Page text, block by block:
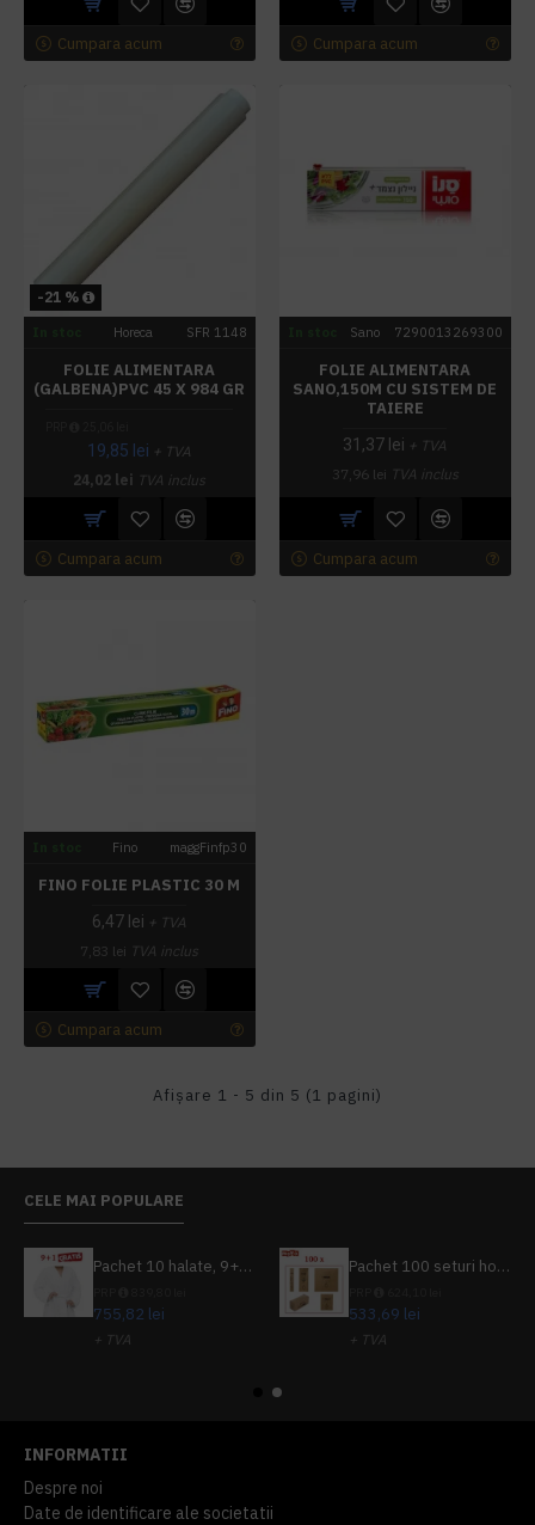
Cumpara acum Cumpara acum
-21 %
Horeca SFR 1148
FOLIE ALIMENTARA
(GALBENA)PVC 45 X 984 GR
19,85 lei + TVA
24,02 lei TVA inclus
Cumpara acum
Sano 7290013269300
FOLIE ALIMENTARA
SANO,150M CU SISTEM DE
TAIERE
31,37 lei + TVA
37,96 lei TVA inclus
Cumpara acum
Fino maggFinfp30
FINO FOLIE PLASTIC 30 M
6,47 lei + TVA
7,83 lei TVA inclus
Cumpara acum
Afişare 1 - 5 din 5 (1 pagini)
CELE MAI POPULARE
Pachet 10 halate, 9+1 gratuit
755,82 lei
+ TVA
Pachet 100 seturi hoteliere, set dentar, set barbierit, casca de dus, pila unghii, set cusut
533,69 lei
+ TVA
INFORMATII
Despre noi
Date de identificare ale societatii